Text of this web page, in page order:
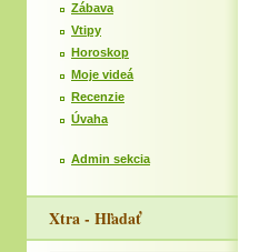
Zábava
Vtipy
Horoskop
Moje videá
Recenzie
Úvaha
Admin sekcia
Xtra - Hľadať